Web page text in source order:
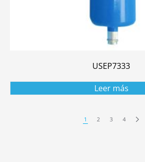
USEP7333
Leer más
1 2 3 4